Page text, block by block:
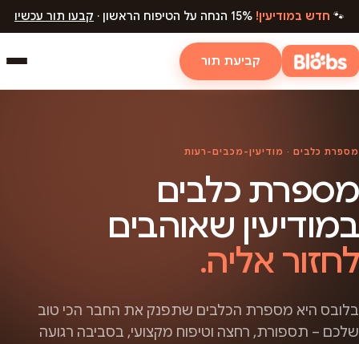
🐾 חדש במודיעין! קבעו תור עכשיו
קביעת תור
מספרת כלבים · מודיעין-מכבים-רעות
מספרת כלבים
במודיעין שאוהבים
לחזור אליה.
בלובס היא מספרת הכלבים שתפנק את החבר הכי טוב
שלכם – תספורת, רחצה וטיפוח מקצועי, בסביבה רגועה